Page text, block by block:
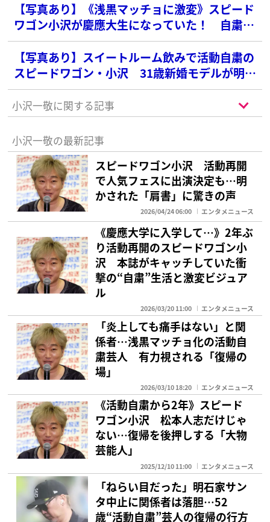
【写真あり】《浅黒マッチョに激変》スピード
ワゴン小沢が慶應大生になっていた！ 自粛生
活1年半の“中身”
【写真あり】スイートルーム飲みで活動自粛の
スピードワゴン・小沢 31歳新婚モデルが明か
した近況
小沢一敬に関する記事
小沢一敬の最新記事
スピードワゴン小沢 活動再開
で人気フェスに出演決定も…明
かされた「肩書」に驚きの声
2026/04/24 06:00 エンタメニュース
《慶應大学に入学して…》2年ぶ
り活動再開のスピードワゴン小
沢 本誌がキャッチしていた衝
撃の“自粛”生活と激変ビジュア
ル
2026/03/20 11:00 エンタメニュース
「炎上しても痛手はない」と関
係者…浅黒マッチョ化の活動自
粛芸人 有力視される「復帰の
場」
2026/03/10 18:20 エンタメニュース
《活動自粛から2年》スピード
ワゴン小沢 松本人志だけじゃ
ない…復帰を後押しする「大物
芸能人」
2025/12/10 11:00 エンタメニュース
「ねらい目だった」明石家サン
タ中止に関係者は落胆…52
歳“活動自粛”芸人の復帰の行方